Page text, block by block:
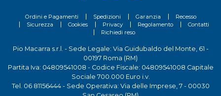
Ordini e Pagamenti Spedizioni Garanzia
Recesso
Sicurezza
Cookies Privacy Regolamento
Contatti
Richiedi reso
Pio Macarra s.r.l. - Sede Legale: Via Guidubaldo del Monte, 61 -
00197 Roma (RM)
Partita Iva: 04809541008 - Codice Fiscale: 04809541008 Capitale
Sociale 700.000 Euro i.v.
Tel. 06 81156444- Sede Operativa: Via delle Imprese, 7 - 00030